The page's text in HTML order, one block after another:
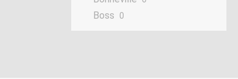
Boss 0